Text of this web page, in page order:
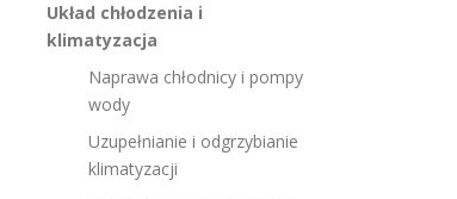
Układ chłodzenia i
klimatyzacja
Naprawa chłodnicy i pompy
wody
Uzupełnianie i odgrzybianie
klimatyzacji